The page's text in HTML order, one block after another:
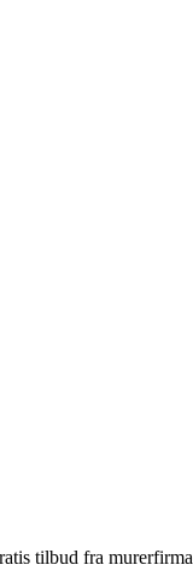
tilbud fra